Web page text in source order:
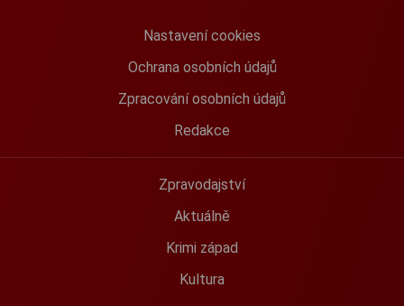
Nastavení cookies
Ochrana osobních údajů
Zpracování osobních údajů
Redakce
Zpravodajství
Aktuálně
Krimi západ
Kultura